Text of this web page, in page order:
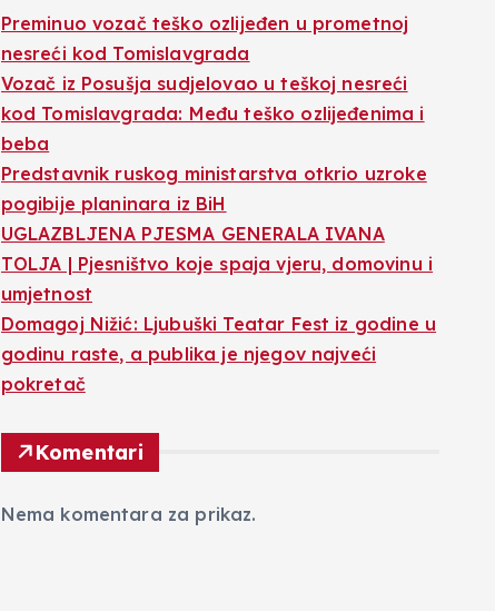
Preminuo vozač teško ozlijeđen u prometnoj
nesreći kod Tomislavgrada
Vozač iz Posušja sudjelovao u teškoj nesreći
kod Tomislavgrada: Među teško ozlijeđenima i
beba
Predstavnik ruskog ministarstva otkrio uzroke
pogibije planinara iz BiH
UGLAZBLJENA PJESMA GENERALA IVANA
TOLJA | Pjesništvo koje spaja vjeru, domovinu i
umjetnost
Domagoj Nižić: Ljubuški Teatar Fest iz godine u
godinu raste, a publika je njegov najveći
pokretač
Komentari
Nema komentara za prikaz.